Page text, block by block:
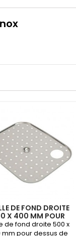
DE FOND DROITE
X 400 MM POUR
DE PLONGE
de fond droite 500 x
mm pour dessus de